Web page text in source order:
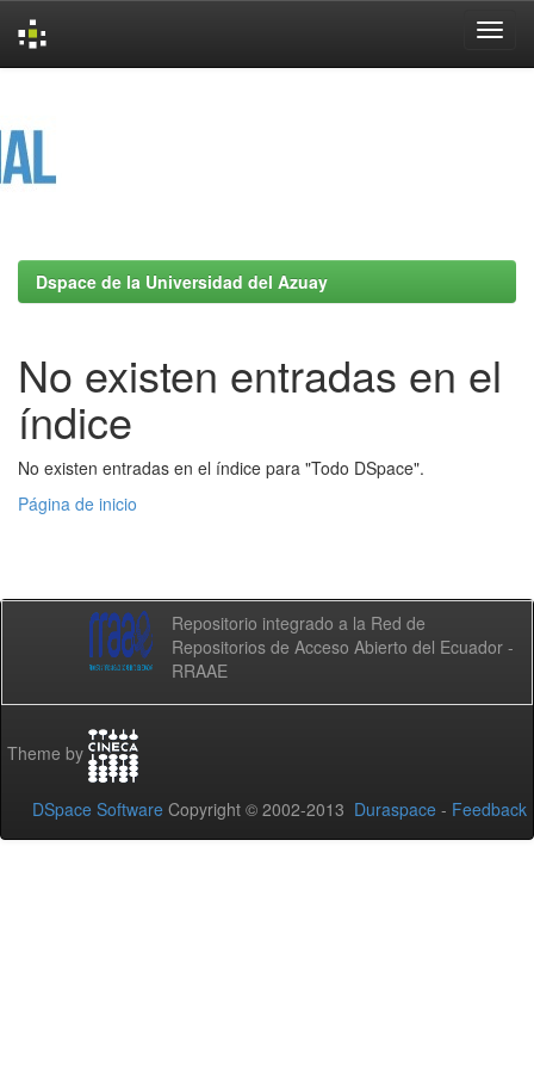
Dspace de la Universidad del Azuay
No existen entradas en el
índice
No existen entradas en el índice para "Todo DSpace".
Página de inicio
Repositorio integrado a la Red de
Repositorios de Acceso Abierto del Ecuador -
RRAAE
Theme by
DSpace Software Copyright © 2002-2013 Duraspace - Feedback